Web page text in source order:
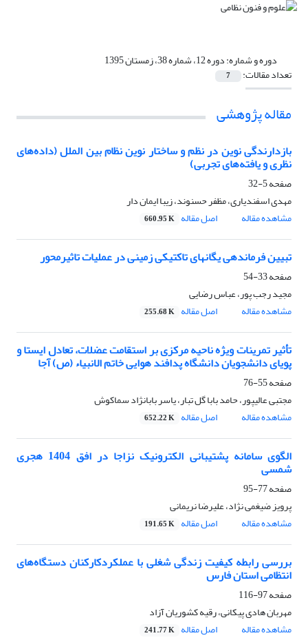
دوره و شماره:دوره 12، شماره 38، زمستان 1395
تعداد مقالات: 7
مقاله پژوهشی
بازدارندگی نوین در نظم و ساختار نوین نظام بین الملل (داده‌های
نظری و یافته‌های تجربی)
صفحه5-32
مهدی اسفندیاری، مظفر حسنوند، زیبا ایمان دار
مشاهده مقاله
اصل مقاله 660.95 K
تبیین فرماندهی یگانهای تاکتیکی زمینی در عملیات تاثیرمحور
صفحه33-54
مجید رجب پور، عباس رضایی
مشاهده مقاله
اصل مقاله 255.68 K
تأثیر تمرینات ویژه ناحیه مرکزی بر استقامت عضلات، تعادل ایستا و
پویای دانشجویان دانشگاه پدافند هوایی خاتم الانبیاء (ص) آجا
صفحه55-76
مجتبی عالیپور، حامد بابا گل تبار، یاسر بابانژاد سماکوش
مشاهده مقاله
اصل مقاله 652.22 K
الگوی سامانه پشتیبانی الکترونیک نزاجا در افق 1404 هجری
شمسی
صفحه77-95
پرویز ضیغمی نژاد، علیرضا نریمانی
مشاهده مقاله
اصل مقاله 191.65 K
بررسی رابطه کیفیت زندگی شغلی با عملکردکارکنان دستگاه‌های
انتظامی استان فارس
صفحه97-116
مهربان هادی پیکانی، رقیه کشوریان آزاد
مشاهده مقاله
اصل مقاله 241.77 K